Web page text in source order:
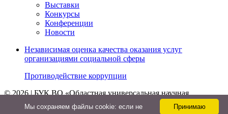
Выставки
Конкурсы
Конференции
Новости
Независимая оценка качества оказания услуг
организациями социальной сферы
Противодействие коррупции
© 2026 | БУК ВО «Областная универсальная научная
библиотека»
Принимаю
Мы cохраняем файлы cookie: если не